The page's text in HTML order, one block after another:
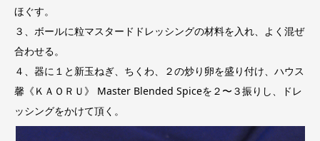
ほぐす。
３、ボールに粒マスタードドレッシングの材料を入れ、よく混ぜ
合わせる。
４、器に１と新玉ねぎ、ちくわ、２の炒り卵を盛り付け、ハウス
馨《ＫＡＯＲＵ》 Master Blended Spiceを２〜３振りし、ドレ
ッシングをかけて頂く。